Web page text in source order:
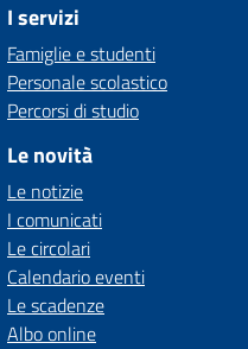
I servizi
Famiglie e studenti
Personale scolastico
Percorsi di studio
Le novità
Le notizie
I comunicati
Le circolari
Calendario eventi
Le scadenze
Albo online